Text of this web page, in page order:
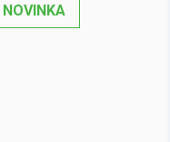
NOVINKA